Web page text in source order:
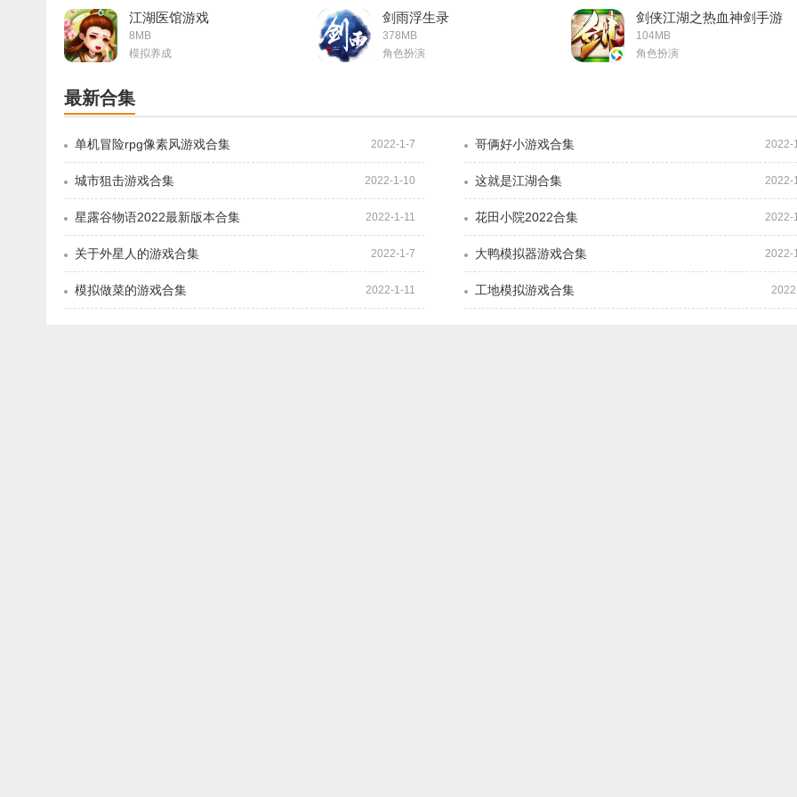
江湖医馆游戏
8MB
模拟养成
剑雨浮生录
378MB
角色扮演
剑侠江湖之热血神剑手游
104MB
角色扮演
最新合集
单机冒险rpg像素风游戏合集 2022-1-7 哥俩好小游戏合集 2022-
城市狙击游戏合集 2022-1-10 这就是江湖合集 2022-
星露谷物语2022最新版本合集 2022-1-11 花田小院2022合集 2022-
关于外星人的游戏合集 2022-1-7 大鸭模拟器游戏合集 2022-
模拟做菜的游戏合集 2022-1-11 工地模拟游戏合集